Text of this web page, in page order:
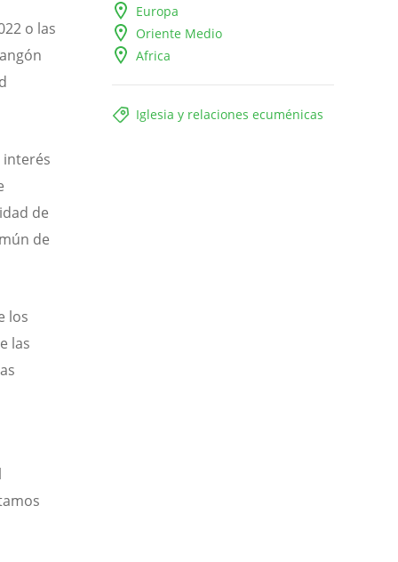
Europa
Oriente Medio
Africa
Iglesia y relaciones ecuménicas
o las
interés
de
de
los
las